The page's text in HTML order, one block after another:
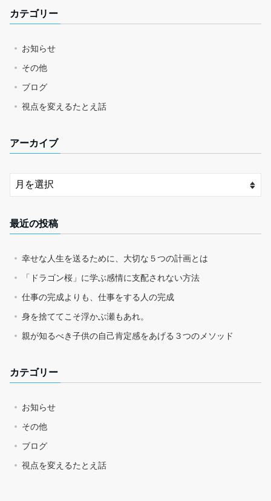
カテゴリー
お知らせ
その他
ブログ
視点を変えるたとえ話
アーカイブ
最近の投稿
幸せな人生を送るために、大切な５つの計画とは
「ドラゴン桜」に学ぶ感情に支配されない方法
仕事の完成よりも、仕事をする人の完成
身を捨ててこそ浮かぶ瀬もあれ。
親が知るべき子供の自己肯定感をあげる３つのメソッド
カテゴリー
お知らせ
その他
ブログ
視点を変えるたとえ話